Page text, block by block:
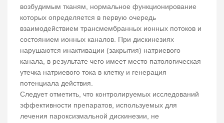
возбудимым тканям, нормальное функционирование
которых определяется в первую очередь
взаимодействием трансмембранных ионных потоков и
состоянием ионных каналов. При дискинезиях
нарушаются инактивации (закрытия) натриевого
канала, в результате чего имеет место патологическая
утечка натриевого тока в клетку и генерация
потенциала действия.
Следует отметить, что контролируемых исследований
эффективности препаратов, используемых для
лечения пароксизмальной дискинезии, не